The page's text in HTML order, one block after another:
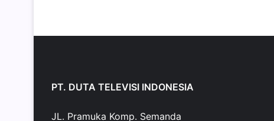
PT. DUTA TELEVISI INDONESIA
JL. Pramuka Komp. Semanda